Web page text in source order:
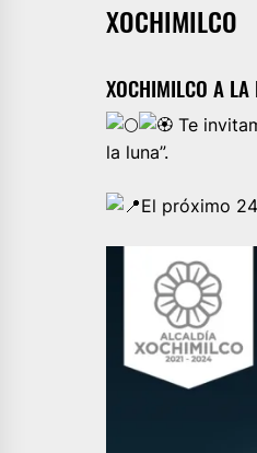
XOCHIMILCO
XOCHIMILCO A
Te
la luna”.
El próximo